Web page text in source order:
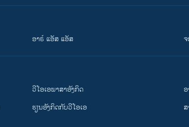
ອາຣ໌ ແອັສ ແອັສ
ວີ​ໂອ​ເອ​ພາ​ສາ​ອັງ​ກິດ
​ຮຽນ​ອັງ​ກິດ​ກັບ​ວີ​ໂອ​ເອ